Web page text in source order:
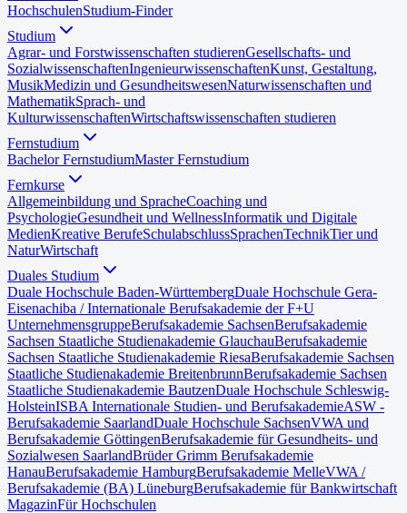
HochschulenStudium-Finder
Studium
Agrar- und Forstwissenschaften studierenGesellschafts- und
SozialwissenschaftenIngenieurwissenschaftenKunst, Gestaltung,
MusikMedizin und GesundheitswesenNaturwissenschaften und
MathematikSprach- und
KulturwissenschaftenWirtschaftswissenschaften studieren
Fernstudium
Bachelor FernstudiumMaster Fernstudium
Fernkurse
Allgemeinbildung und SpracheCoaching und
PsychologieGesundheit und WellnessInformatik und Digitale
MedienKreative BerufeSchulabschlussSprachenTechnikTier und
NaturWirtschaft
Duales Studium
Duale Hochschule Baden-WürttembergDuale Hochschule Gera-
Eisenachiba / Internationale Berufsakademie der F+U
UnternehmensgruppeBerufsakademie SachsenBerufsakademie
Sachsen Staatliche Studienakademie GlauchauBerufsakademie
Sachsen Staatliche Studienakademie RiesaBerufsakademie Sachsen
Staatliche Studienakademie BreitenbrunnBerufsakademie Sachsen
Staatliche Studienakademie BautzenDuale Hochschule Schleswig-
HolsteinISBA Internationale Studien- und BerufsakademieASW -
Berufsakademie SaarlandDuale Hochschule SachsenVWA und
Berufsakademie GöttingenBerufsakademie für Gesundheits- und
Sozialwesen SaarlandBrüder Grimm Berufsakademie
HanauBerufsakademie HamburgBerufsakademie MelleVWA /
Berufsakademie (BA) LüneburgBerufsakademie für Bankwirtschaft
MagazinFür Hochschulen